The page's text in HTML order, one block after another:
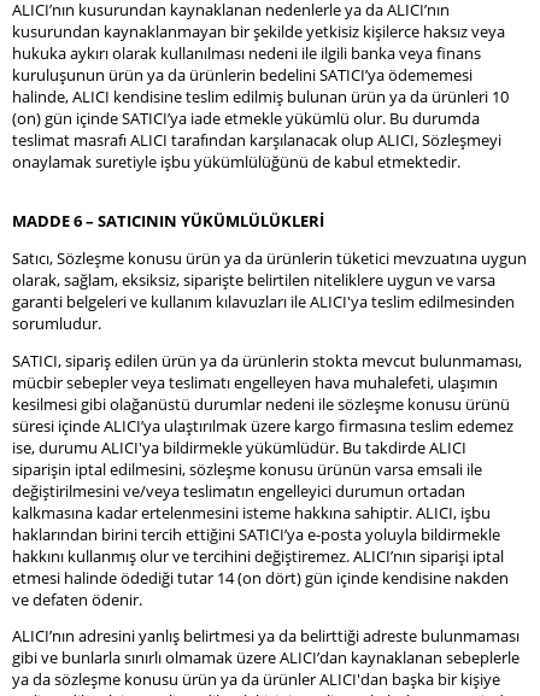
ALICI’nın kusurundan kaynaklanan nedenlerle ya da ALICI’nın
kusurundan kaynaklanmayan bir şekilde yetkisiz kişilerce haksız veya
hukuka aykırı olarak kullanılması nedeni ile ilgili banka veya finans
kuruluşunun ürün ya da ürünlerin bedelini SATICI’ya ödememesi
halinde, ALICI kendisine teslim edilmiş bulunan ürün ya da ürünleri 10
(on) gün içinde SATICI’ya iade etmekle yükümlü olur. Bu durumda
teslimat masrafı ALICI tarafından karşılanacak olup ALICI, Sözleşmeyi
onaylamak suretiyle işbu yükümlülüğünü de kabul etmektedir.
MADDE 6 – SATICININ YÜKÜMLÜLÜKLERİ
Satıcı, Sözleşme konusu ürün ya da ürünlerin tüketici mevzuatına uygun
olarak, sağlam, eksiksiz, siparişte belirtilen niteliklere uygun ve varsa
garanti belgeleri ve kullanım kılavuzları ile ALICI'ya teslim edilmesinden
sorumludur.
SATICI, sipariş edilen ürün ya da ürünlerin stokta mevcut bulunmaması,
mücbir sebepler veya teslimatı engelleyen hava muhalefeti, ulaşımın
kesilmesi gibi olağanüstü durumlar nedeni ile sözleşme konusu ürünü
süresi içinde ALICI’ya ulaştırılmak üzere kargo firmasına teslim edemez
ise, durumu ALICI'ya bildirmekle yükümlüdür. Bu takdirde ALICI
siparişin iptal edilmesini, sözleşme konusu ürünün varsa emsali ile
değiştirilmesini ve/veya teslimatın engelleyici durumun ortadan
kalkmasına kadar ertelenmesini isteme hakkına sahiptir. ALICI, işbu
haklarından birini tercih ettiğini SATICI’ya e-posta yoluyla bildirmekle
hakkını kullanmış olur ve tercihini değiştiremez. ALICI’nın siparişi iptal
etmesi halinde ödediği tutar 14 (on dört) gün içinde kendisine nakden
ve defaten ödenir.
ALICI’nın adresini yanlış belirtmesi ya da belirttiği adreste bulunmaması
gibi ve bunlarla sınırlı olmamak üzere ALICI’dan kaynaklanan sebeplerle
ya da sözleşme konusu ürün ya da ürünler ALICI'dan başka bir kişiye